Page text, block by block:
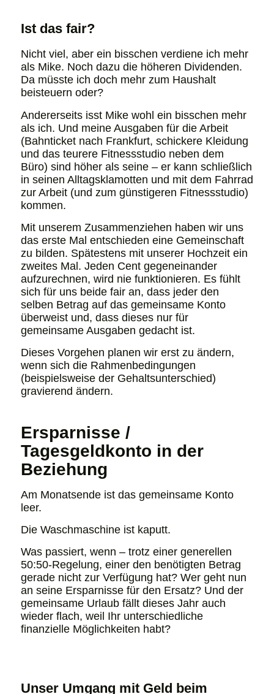
Ist das fair?
Nicht viel, aber ein bisschen verdiene ich mehr
als Mike. Noch dazu die höheren Dividenden.
Da müsste ich doch mehr zum Haushalt
beisteuern oder?
Andererseits isst Mike wohl ein bisschen mehr
als ich. Und meine Ausgaben für die Arbeit
(Bahnticket nach Frankfurt, schickere Kleidung
und das teurere Fitnessstudio neben dem
Büro) sind höher als seine – er kann schließlich
in seinen Alltagsklamotten und mit dem Fahrrad
zur Arbeit (und zum günstigeren Fitnessstudio)
kommen.
Mit unserem Zusammenziehen haben wir uns
das erste Mal entschieden eine Gemeinschaft
zu bilden. Spätestens mit unserer Hochzeit ein
zweites Mal. Jeden Cent gegeneinander
aufzurechnen, wird nie funktionieren. Es fühlt
sich für uns beide fair an, dass jeder den
selben Betrag auf das gemeinsame Konto
überweist und, dass dieses nur für
gemeinsame Ausgaben gedacht ist.
Dieses Vorgehen planen wir erst zu ändern,
wenn sich die Rahmenbedingungen
(beispielsweise der Gehaltsunterschied)
gravierend ändern.
Ersparnisse /
Tagesgeldkonto in der
Beziehung
Am Monatsende ist das gemeinsame Konto
leer.
Die Waschmaschine ist kaputt.
Was passiert, wenn – trotz einer generellen
50:50-Regelung, einer den benötigten Betrag
gerade nicht zur Verfügung hat? Wer geht nun
an seine Ersparnisse für den Ersatz? Und der
gemeinsame Urlaub fällt dieses Jahr auch
wieder flach, weil Ihr unterschiedliche
finanzielle Möglichkeiten habt?
Unser Umgang mit Geld beim